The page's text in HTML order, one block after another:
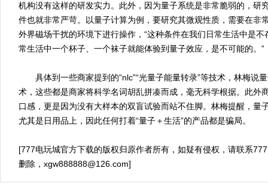
机构没有这样的研发实力。此外，因为量子系统是非常脆弱的，研
件也就非常严苛。以量子计算为例，要研究其微观性质，需要在非
外界磁场干扰的环境下进行操作，“这种条件在我们日常生活中是
常生活中一个杯子、一个袜子就能体验到量子效应，是不可能的。”
具体到一些商家提到的“nlc”“光量子能量转录”等技术，林梅说
术，这些都是商家将科学名词胡乱拼凑而成，毫无科学根据。此外
口感，更是因为没有大样本的双盲试验而站不住脚。林梅提醒，量
尤其是日用品上，因此任何打着“量子＋生活”的产品都是骗局。
[777电玩城官方下载的版权归原作者所有，如疑有侵权，请联系
删除， xgw888888@126.com]